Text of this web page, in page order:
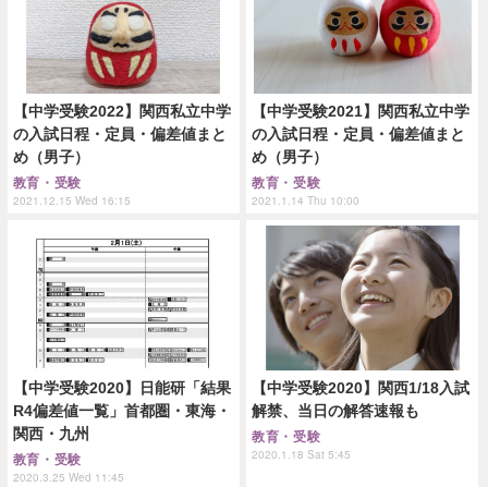
【中学受験2022】関西私立中学
の入試日程・定員・偏差値まと
め（男子）
教育・受験
2021.12.15 Wed 16:15
【中学受験2021】関西私立中学
の入試日程・定員・偏差値まと
め（男子）
教育・受験
2021.1.14 Thu 10:00
【中学受験2020】日能研「結果
R4偏差値一覧」首都圏・東海・
関西・九州
教育・受験
2020.3.25 Wed 11:45
【中学受験2020】関西1/18入試
解禁、当日の解答速報も
教育・受験
2020.1.18 Sat 5:45